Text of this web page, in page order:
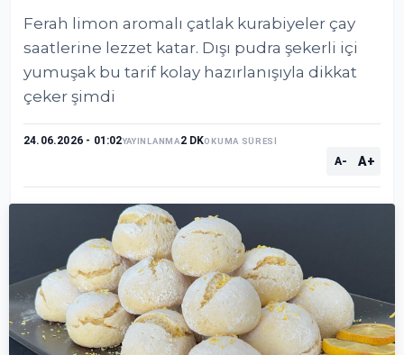
Ferah limon aromalı çatlak kurabiyeler çay
saatlerine lezzet katar. Dışı pudra şekerli içi
yumuşak bu tarif kolay hazırlanışıyla dikkat
çeker şimdi
24.06.2026 - 01:02YAYINLANMA2 DKOKUMA SÜRESİ
A- A+